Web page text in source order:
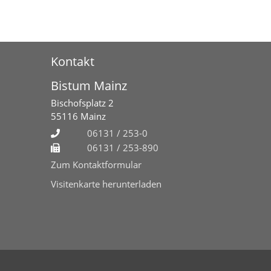
Kontakt
Bistum Mainz
Bischofsplatz 2
55116 Mainz
06131 / 253-0
06131 / 253-890
Zum Kontaktformular
Visitenkarte herunterladen